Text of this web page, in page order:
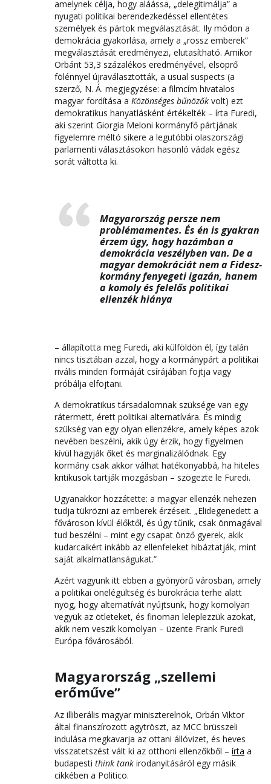
amelynek célja, hogy aláássa, „delegitimálja” a
nyugati politikai berendezkedéssel ellentétes
személyek és pártok megválasztását. Ily módon a
demokrácia gyakorlása, amely a „rossz emberek”
megválasztását eredményezi, elutasítható. Amikor
Orbánt 53,3 százalékos eredményével, elsöprő
fölénnyel újraválasztották, a usual suspects (a
szerző, N. Á. megjegyzése: a filmcím hivatalos
magyar fordítása a Közönséges bűnözők volt) ezt
demokratikus hanyatlásként értékelték – írta Furedi,
aki szerint Giorgia Meloni kormányfő pártjának
figyelemre méltó sikere a legutóbbi olaszországi
parlamenti választásokon hasonló vádak egész
sorát váltotta ki.
Magyarország persze nem
problémamentes. És én is gyakran
érzem úgy, hogy hazámban a
demokrácia veszélyben van. De a
magyar demokráciát nem a Fidesz-
kormány fenyegeti igazán, hanem
a komoly és felelős politikai
ellenzék hiánya
– állapította meg Furedi, aki külföldön él, így talán
nincs tisztában azzal, hogy a kormánypárt a politikai
rivális minden formáját csírájában fojtja vagy
próbálja elfojtani.
A demokratikus társadalomnak szüksége van egy
rátermett, érett politikai alternatívára. És mindig
szükség van egy olyan ellenzékre, amely képes azok
nevében beszélni, akik úgy érzik, hogy figyelmen
kívül hagyják őket és marginalizálódnak. Egy
kormány csak akkor válhat hatékonyabbá, ha hiteles
kritikusok tartják mozgásban – szögezte le Furedi.
Ugyanakkor hozzátette: a magyar ellenzék nehezen
tudja tükrözni az emberek érzéseit. „Elidegenedett a
fővároson kívül élőktől, és úgy tűnik, csak önmagával
tud beszélni – mint egy csapat önző gyerek, akik
kudarcaikért inkább az ellenfeleket hibáztatják, mint
saját alkalmatlanságukat.”
Azért vagyunk itt ebben a gyönyörű városban, amely
a politikai önelégültség és bürokrácia terhe alatt
nyög, hogy alternatívát nyújtsunk, hogy komolyan
vegyük az ötleteket, és finoman leleplezzük azokat,
akik nem veszik komolyan – üzente Frank Furedi
Európa fővárosából.
Magyarország „szellemi
erőműve”
Az illiberális magyar miniszterelnök, Orbán Viktor
által finanszírozott agytröszt, az MCC brüsszeli
indulása megkavarja az ottani állóvizet, és heves
visszatetszést vált ki az otthoni ellenzőkből – írta a
budapesti think tank irodanyitásáról egy másik
cikkében a Politico.